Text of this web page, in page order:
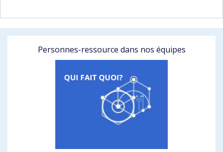
Personnes-ressource dans nos équipes